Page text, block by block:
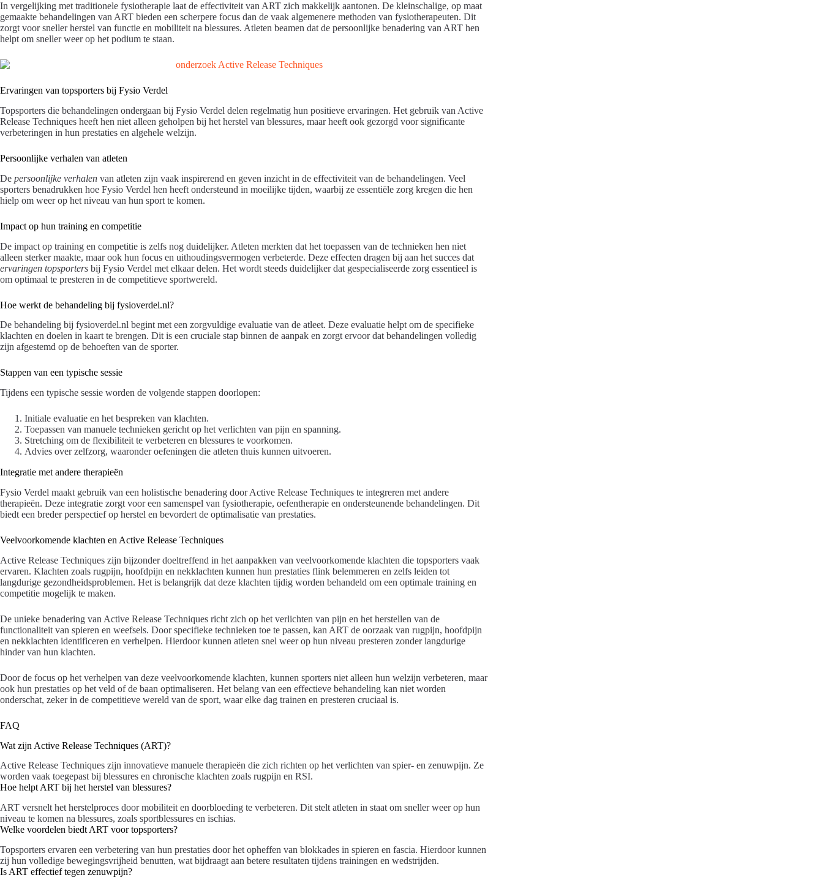
In vergelijking met traditionele fysiotherapie laat de effectiviteit van ART zich makkelijk aantonen. De kleinschalige, op maat
gemaakte behandelingen van ART bieden een scherpere focus dan de vaak algemenere methoden van fysiotherapeuten. Dit
zorgt voor sneller herstel van functie en mobiliteit na blessures. Atleten beamen dat de persoonlijke benadering van ART hen
helpt om sneller weer op het podium te staan.
Ervaringen van topsporters bij Fysio Verdel
Topsporters die behandelingen ondergaan bij Fysio Verdel delen regelmatig hun positieve ervaringen. Het gebruik van Active
Release Techniques heeft hen niet alleen geholpen bij het herstel van blessures, maar heeft ook gezorgd voor significante
verbeteringen in hun prestaties en algehele welzijn.
Persoonlijke verhalen van atleten
De persoonlijke verhalen van atleten zijn vaak inspirerend en geven inzicht in de effectiviteit van de behandelingen. Veel
sporters benadrukken hoe Fysio Verdel hen heeft ondersteund in moeilijke tijden, waarbij ze essentiële zorg kregen die hen
hielp om weer op het niveau van hun sport te komen.
Impact op hun training en competitie
De impact op training en competitie is zelfs nog duidelijker. Atleten merkten dat het toepassen van de technieken hen niet
alleen sterker maakte, maar ook hun focus en uithoudingsvermogen verbeterde. Deze effecten dragen bij aan het succes dat
ervaringen topsporters bij Fysio Verdel met elkaar delen. Het wordt steeds duidelijker dat gespecialiseerde zorg essentieel is
om optimaal te presteren in de competitieve sportwereld.
Hoe werkt de behandeling bij fysioverdel.nl?
De behandeling bij fysioverdel.nl begint met een zorgvuldige evaluatie van de atleet. Deze evaluatie helpt om de specifieke
klachten en doelen in kaart te brengen. Dit is een cruciale stap binnen de aanpak en zorgt ervoor dat behandelingen volledig
zijn afgestemd op de behoeften van de sporter.
Stappen van een typische sessie
Tijdens een typische sessie worden de volgende stappen doorlopen:
Initiale evaluatie en het bespreken van klachten.
Toepassen van manuele technieken gericht op het verlichten van pijn en spanning.
Stretching om de flexibiliteit te verbeteren en blessures te voorkomen.
Advies over zelfzorg, waaronder oefeningen die atleten thuis kunnen uitvoeren.
Integratie met andere therapieën
Fysio Verdel maakt gebruik van een holistische benadering door Active Release Techniques te integreren met andere
therapieën. Deze integratie zorgt voor een samenspel van fysiotherapie, oefentherapie en ondersteunende behandelingen. Dit
biedt een breder perspectief op herstel en bevordert de optimalisatie van prestaties.
Veelvoorkomende klachten en Active Release Techniques
Active Release Techniques zijn bijzonder doeltreffend in het aanpakken van veelvoorkomende klachten die topsporters vaak
ervaren. Klachten zoals rugpijn, hoofdpijn en nekklachten kunnen hun prestaties flink belemmeren en zelfs leiden tot
langdurige gezondheidsproblemen. Het is belangrijk dat deze klachten tijdig worden behandeld om een optimale training en
competitie mogelijk te maken.
De unieke benadering van Active Release Techniques richt zich op het verlichten van pijn en het herstellen van de
functionaliteit van spieren en weefsels. Door specifieke technieken toe te passen, kan ART de oorzaak van rugpijn, hoofdpijn
en nekklachten identificeren en verhelpen. Hierdoor kunnen atleten snel weer op hun niveau presteren zonder langdurige
hinder van hun klachten.
Door de focus op het verhelpen van deze veelvoorkomende klachten, kunnen sporters niet alleen hun welzijn verbeteren, maar
ook hun prestaties op het veld of de baan optimaliseren. Het belang van een effectieve behandeling kan niet worden
onderschat, zeker in de competitieve wereld van de sport, waar elke dag trainen en presteren cruciaal is.
FAQ
Wat zijn Active Release Techniques (ART)?
Active Release Techniques zijn innovatieve manuele therapieën die zich richten op het verlichten van spier- en zenuwpijn. Ze
worden vaak toegepast bij blessures en chronische klachten zoals rugpijn en RSI.
Hoe helpt ART bij het herstel van blessures?
ART versnelt het herstelproces door mobiliteit en doorbloeding te verbeteren. Dit stelt atleten in staat om sneller weer op hun
niveau te komen na blessures, zoals sportblessures en ischias.
Welke voordelen biedt ART voor topsporters?
Topsporters ervaren een verbetering van hun prestaties door het opheffen van blokkades in spieren en fascia. Hierdoor kunnen
zij hun volledige bewegingsvrijheid benutten, wat bijdraagt aan betere resultaten tijdens trainingen en wedstrijden.
Is ART effectief tegen zenuwpijn?